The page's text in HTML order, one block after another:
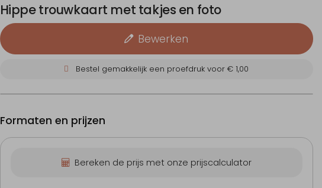
Hippe trouwkaart met takjes en foto
Bewerken
Bestel gemakkelijk een proefdruk voor€ 1,00
Formaten en prijzen
Bereken de prijs met onze prijscalculator